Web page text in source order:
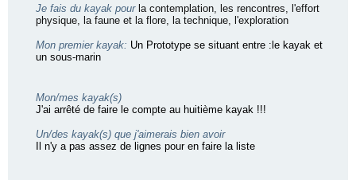
Je fais du kayak pourla contemplation, les rencontres, l'effort
physique, la faune et la flore, la technique, l'exploration
Mon premier kayak: Un Prototype se situant entre :le kayak et
un sous-marin
Mon/mes kayak(s)
J'ai arrêté de faire le compte au huitième kayak !!!
Un/des kayak(s) que j'aimerais bien avoir
Il n'y a pas assez de lignes pour en faire la liste